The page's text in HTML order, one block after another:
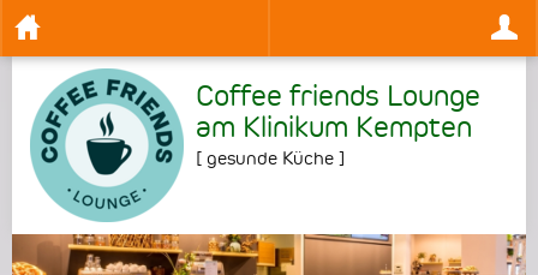
Coffee friends Lounge
am Klinikum Kempten
[ gesunde Küche ]